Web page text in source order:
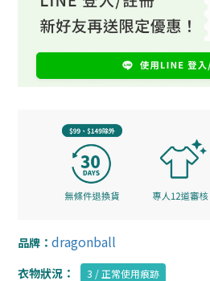
品牌： dragonball
衣物狀況： 3 / 正常使用痕跡